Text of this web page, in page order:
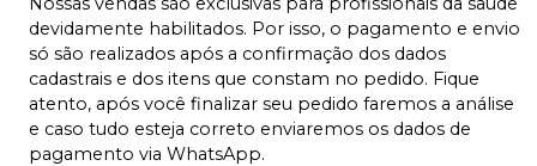
devidamente habilitados. Por isso, o pagamento e envio
só são realizados após a confirmação dos dados
cadastrais e dos itens que constam no pedido. Fique
atento, após você finalizar seu pedido faremos a análise
e caso tudo esteja correto enviaremos os dados de
pagamento via WhatsApp.